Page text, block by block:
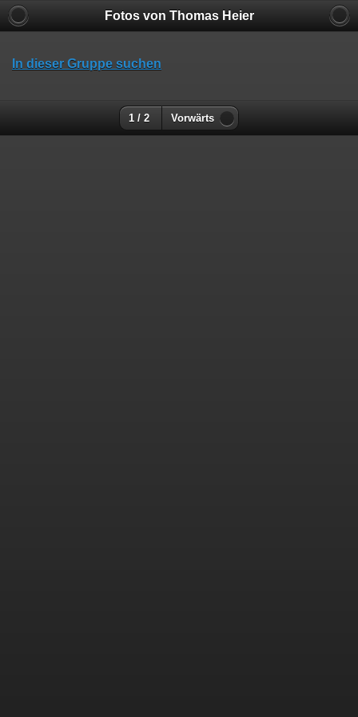
Fotos von Thomas Heier
In dieser Gruppe suchen
1 / 2 Vorwärts